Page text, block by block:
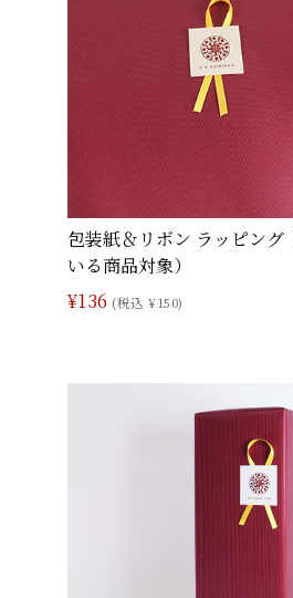
包装紙＆リボン ラッピング
いる商品対象）
¥136 (税込 ¥150)